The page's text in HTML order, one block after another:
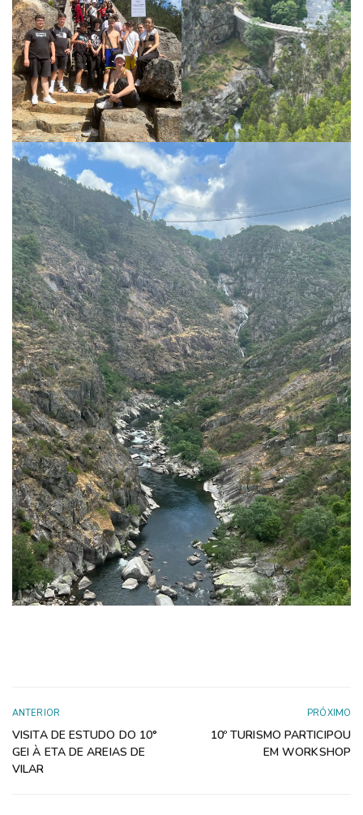
ANTERIOR
VISITA DE ESTUDO DO 10°
GEI À ETA DE AREIAS DE
VILAR
PRÓXIMO
10º TURISMO PARTICIPOU
EM WORKSHOP